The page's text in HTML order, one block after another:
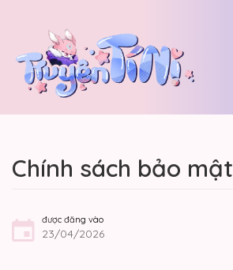
Chính sách bảo mật
được đăng vào
23/04/2026